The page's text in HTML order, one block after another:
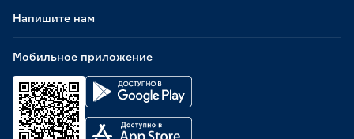
Мобильное приложение
Напишите нам